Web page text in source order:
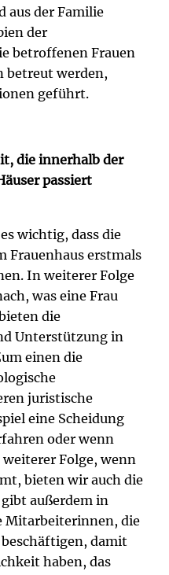
aus der Familie
der
betroffenen Frauen
betreut werden,
geführt.
die innerhalb der
passiert
wichtig, dass die
Frauenhaus erstmals
In weiterer Folge
was eine Frau
die
Unterstützung in
einen die
juristische
eine Scheidung
oder wenn
Folge, wenn
bieten wir auch die
außerdem in
Mitarbeiterinnen, die
damit
haben, das